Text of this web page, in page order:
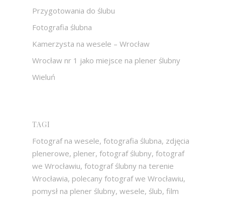
Przygotowania do ślubu
Fotografia ślubna
Kamerzysta na wesele – Wrocław
Wrocław nr 1 jako miejsce na plener ślubny
Wieluń
TAGI
Fotograf na wesele, fotografia ślubna, zdjęcia
plenerowe, plener, fotograf ślubny, fotograf
we Wrocławiu, fotograf ślubny na terenie
Wrocławia, polecany fotograf we Wrocławiu,
pomysł na plener ślubny, wesele, ślub, film